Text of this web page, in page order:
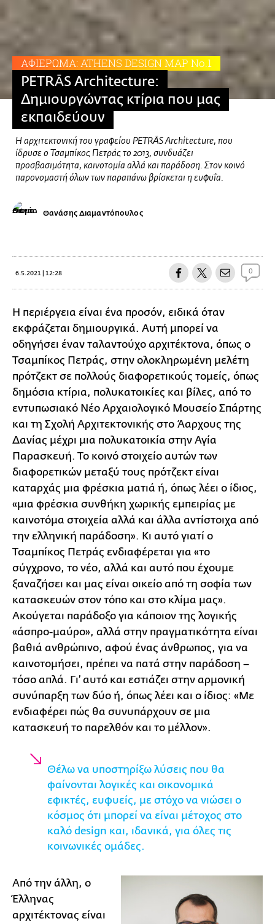
ΑΦΙΕΡΩΜΑ: ATHENS DESIGN MAP Νο.1
PETRĀS Αrchitecture:
Δημιουργώντας κτίρια που μας
εκπαιδεύουν
Η αρχιτεκτονική του γραφείου PETRĀS Αrchitecture, που
ίδρυσε ο Τσαμπίκος Πετράς το 2013, συνδυάζει
προσβασιμότητα, καινοτομία αλλά και παράδοση. Στον κοινό
παρονομαστή όλων των παραπάνω βρίσκεται η ευφυΐα.
Θανάσης Διαμαντόπουλος
6.5.2021 | 12:28 0
Η περιέργεια είναι ένα προσόν, ειδικά όταν
εκφράζεται δημιουργικά. Αυτή μπορεί να
οδηγήσει έναν ταλαντούχο αρχιτέκτονα, όπως ο
Τσαμπίκος Πετράς, στην ολοκληρωμένη μελέτη
πρότζεκτ σε πολλούς διαφορετικούς τομείς, όπως
δημόσια κτίρια, πολυκατοικίες και βίλες, από το
εντυπωσιακό Νέο Αρχαιολογικό Μουσείο Σπάρτης
και τη Σχολή Αρχιτεκτονικής στο Άαρχους της
Δανίας μέχρι μια πολυκατοικία στην Αγία
Παρασκευή. Το κοινό στοιχείο αυτών των
διαφορετικών μεταξύ τους πρότζεκτ είναι
καταρχάς μια φρέσκια ματιά ή, όπως λέει ο ίδιος,
«μια φρέσκια συνθήκη χωρικής εμπειρίας με
καινοτόμα στοιχεία αλλά και άλλα αντίστοιχα από
την ελληνική παράδοση». Κι αυτό γιατί ο
Τσαμπίκος Πετράς ενδιαφέρεται για «το
σύγχρονο, το νέο, αλλά και αυτό που έχουμε
ξαναζήσει και μας είναι οικείο από τη σοφία των
κατασκευών στον τόπο και στο κλίμα μας».
Ακούγεται παράδοξο για κάποιον της λογικής
«άσπρο-μαύρο», αλλά στην πραγματικότητα είναι
βαθιά ανθρώπινο, αφού ένας άνθρωπος, για να
καινοτομήσει, πρέπει να πατά στην παράδοση –
τόσο απλά. Γι’ αυτό και εστιάζει στην αρμονική
συνύπαρξη των δύο ή, όπως λέει και ο ίδιος: «Με
ενδιαφέρει πώς θα συνυπάρχουν σε μια
κατασκευή το παρελθόν και το μέλλον».
Θέλω να υποστηρίξω λύσεις που θα
φαίνονται λογικές και οικονομικά
εφικτές, ευφυείς, με στόχο να νιώσει ο
κόσμος ότι μπορεί να είναι μέτοχος στο
καλό design και, ιδανικά, για όλες τις
κοινωνικές ομάδες.
Από την άλλη, ο
Έλληνας
αρχιτέκτονας είναι